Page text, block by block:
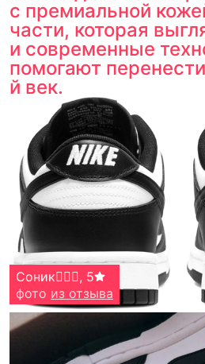
с премиальной
части, которая
и современные
помогают
й век.
Соник🧛🏼‍♀️, 5
фото из отзыва